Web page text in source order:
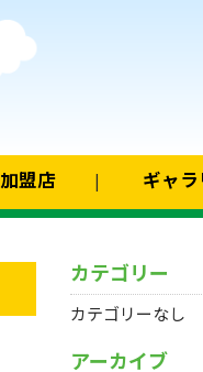
加盟店 ギャ
カテゴリー
カテゴリーなし
アーカイブ